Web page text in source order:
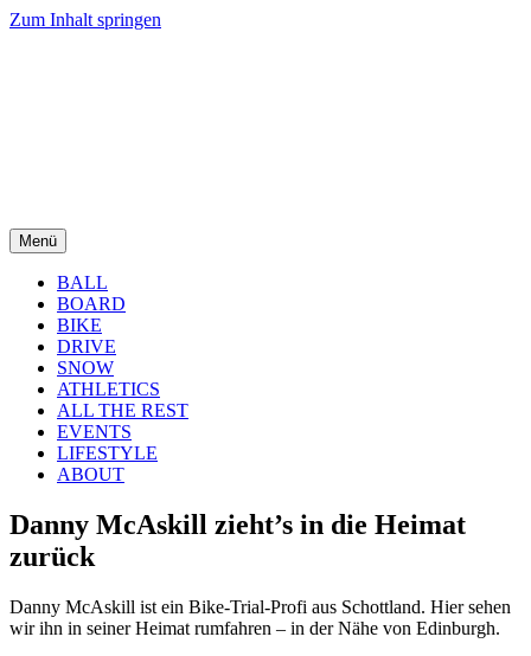
Zum Inhalt springen
Menü
BALL
BOARD
BIKE
DRIVE
SNOW
ATHLETICS
ALL THE REST
EVENTS
LIFESTYLE
ABOUT
Danny McAskill zieht’s in die Heimat
zurück
Danny McAskill ist ein Bike-Trial-Profi aus Schottland. Hier sehen
wir ihn in seiner Heimat rumfahren – in der Nähe von Edinburgh.